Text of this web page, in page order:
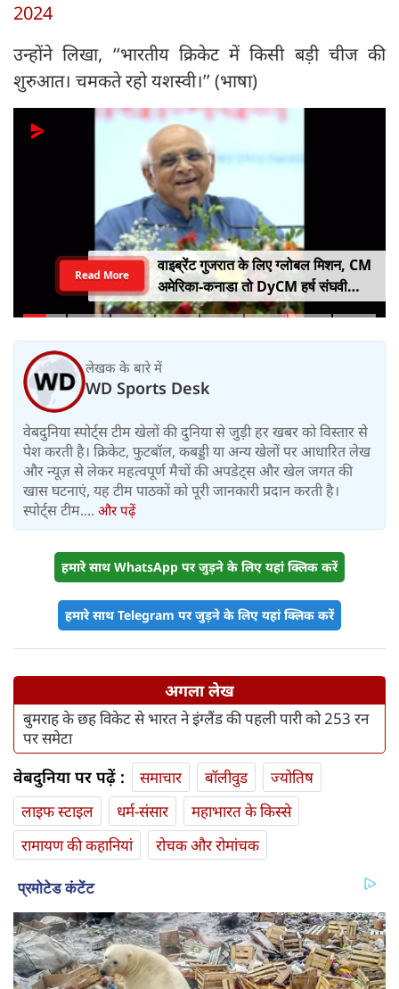
2024
उन्होंने लिखा, ‘‘भारतीय क्रिकेट में किसी बड़ी चीज की
शुरुआत। चमकते रहो यशस्वी।’’ (भाषा)
वाइब्रेंट गुजरात के लिए ग्लोबल मिशन, CM
अमेरिका-कनाडा तो DyCM हर्ष संघवी
संभालेंगे जापान-यूरोप का मोर्चा
Read More
लेखक के बारे में
WD Sports Desk
वेबदुनिया स्पोर्ट्स टीम खेलों की दुनिया से जुड़ी हर खबर को विस्तार से
पेश करती है। क्रिकेट, फुटबॉल, कबड्डी या अन्य खेलों पर आधारित लेख
और न्यूज़ से लेकर महत्वपूर्ण मैचों की अपडेट्स और खेल जगत की
खास घटनाएं, यह टीम पाठकों को पूरी जानकारी प्रदान करती है।
स्पोर्ट्स टीम.... और पढ़ें
हमारे साथ WhatsApp पर जुड़ने के लिए यहां क्लिक करें
हमारे साथ Telegram पर जुड़ने के लिए यहां क्लिक करें
अगला लेख
बुमराह के छह विकेट से भारत ने इंग्लैंड की पहली पारी को 253 रन
पर समेटा
वेबदुनिया पर पढ़ें : समाचार बॉलीवुड
ज्योतिष
लाइफ स्‍टाइल
धर्म-संसार
महाभारत के किस्से
रामायण की कहानियां
रोचक और रोमांचक